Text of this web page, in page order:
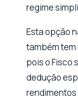
regime
Esta opção
também
pois o Fisco
dedução
rendimentos